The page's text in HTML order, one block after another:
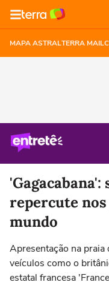
MAPA ASTRALTERRA MAIL
'Gagacabana':
repercute
mundo
Apresentação na
veículos como o
estatal francesa